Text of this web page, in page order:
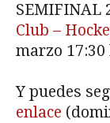
SEMIFINAL
Club –
marzo 17:30
Y puedes
enlace